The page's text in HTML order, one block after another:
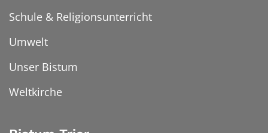
Schule & Religionsunterricht
Umwelt
Unser Bistum
Weltkirche